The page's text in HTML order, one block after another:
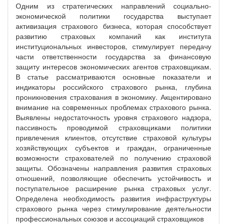
Одним из стратегических направлений социально-
экономической политики государства выступает
активизация страхового бизнеса, которая способствует
развитию страховых компаний как института
институциональных инвесторов, стимулирует передачу
части ответственности государства за финансовую
защиту интересов экономических агентов страховщикам.
В статье рассматриваются основные показатели и
индикаторы российского страхового рынка, глубина
проникновения страхования в экономику. Акцентировано
внимание на современных проблемах страхового рынка.
Выявлены недостаточность уровня страхового надзора,
пассивность проводимой страховщиками политики
привлечения клиентов, отсутствие страховой культуры
хозяйствующих субъектов и граждан, ограниченные
возможности страхователей по получению страховой
защиты. Обозначены направления развития страховых
отношений, позволяющие обеспечить устойчивость и
поступательное расширение рынка страховых услуг.
Определена необходимость развития инфраструктуры
страхового рынка через стимулирование деятельности
профессиональных союзов и ассоциаций страховщиков